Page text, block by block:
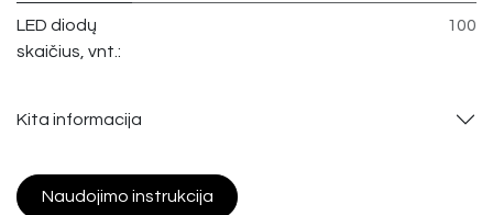
LED diodų
skaičius, vnt.:
100
Kita informacija
Naudojimo instrukcija